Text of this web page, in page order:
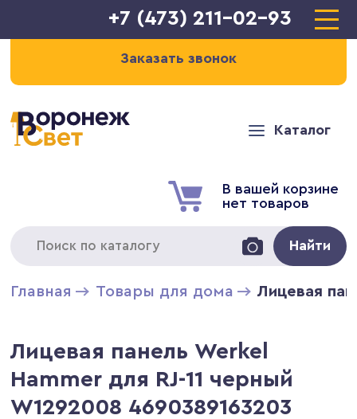
+7 (473) 211-02-93
Заказать звонок
Каталог
В вашей корзине
нет товаров
Найти
Главная Товары для дома Лицевая
Лицевая панель Werkel
Hammer для RJ-11 черный
W1292008 4690389163203